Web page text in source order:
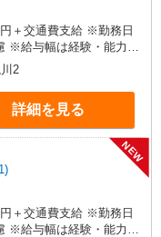
＋交通費支給 ※勤務日
2
詳細を見る
NEW
＋交通費支給 ※勤務日